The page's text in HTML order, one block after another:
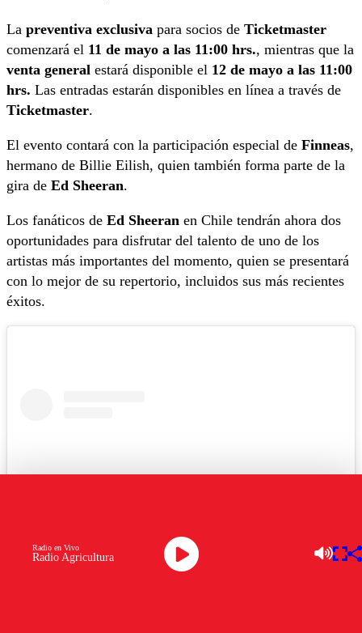
La preventiva exclusiva para socios de Ticketmaster
comenzará el 11 de mayo a las 11:00 hrs., mientras que la
venta general estará disponible el 12 de mayo a las 11:00
hrs. Las entradas estarán disponibles en línea a través de
Ticketmaster.
El evento contará con la participación especial de Finneas,
hermano de Billie Eilish, quien también forma parte de la
gira de Ed Sheeran.
Los fanáticos de Ed Sheeran en Chile tendrán ahora dos
oportunidades para disfrutar del talento de uno de los
artistas más importantes del momento, quien se presentará
con lo mejor de su repertorio, incluidos sus más recientes
éxitos.
Radio Agricultura
Radio en Vivo